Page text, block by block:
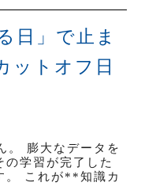
日」で止ま
ットオフ日
。 膨大なデータを
学習が完了した
。 これが**知識カ